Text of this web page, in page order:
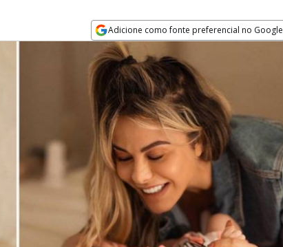
Adicione como fonte preferencial no Google
Opens in new window